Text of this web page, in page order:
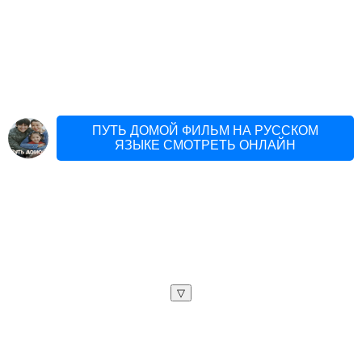
ПУТЬ ДОМОЙ ФИЛЬМ НА РУССКОМ
ЯЗЫКЕ СМОТРЕТЬ ОНЛАЙН
▽